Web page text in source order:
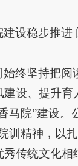
建设稳步推进
终坚持把阅
设、提升育
马院”建设。
训精神，以
秀传统文化相